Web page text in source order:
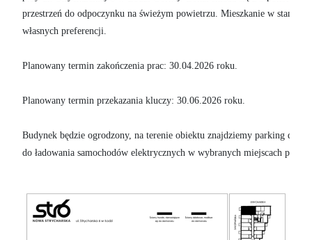
przestrzeń do odpoczynku na świeżym powietrzu. Mieszkanie w stanie
własnych preferencji.
Planowany termin zakończenia prac: 30.04.2026 roku.
Planowany termin przekazania kluczy: 30.06.2026 roku.
Budynek będzie ogrodzony, na terenie obiektu znajdziemy parking dla